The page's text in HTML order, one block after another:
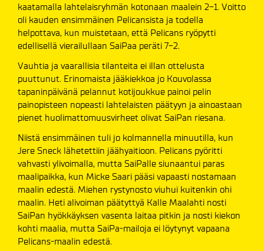
kaatamalla lahtelaisryhmän kotonaan maalein 2-1. Voitto
oli kauden ensimmäinen Pelicansista ja todella
helpottava, kun muistetaan, että Pelicans ryöpytti
edellisellä vierailullaan SaiPaa peräti 7-2.
Vauhtia ja vaarallisia tilanteita ei illan ottelusta
puuttunut. Erinomaista jääkiekkoa jo Kouvolassa
tapaninpäivänä pelannut kotijoukkue painoi pelin
painopisteen nopeasti lahtelaisten päätyyn ja ainoastaan
pienet huolimattomuusvirheet olivat SaiPan riesana.
Niistä ensimmäinen tuli jo kolmannella minuutilla, kun
Jere Sneck lähetettiin jäähyaitioon. Pelicans pyöritti
vahvasti ylivoimalla, mutta SaiPalle siunaantui paras
maalipaikka, kun Micke Saari pääsi vapaasti nostamaan
maalin edestä. Miehen rystynosto viuhui kuitenkin ohi
maalin. Heti alivoiman päätyttyä Kalle Maalahti nosti
SaiPan hyökkäyksen vasenta laitaa pitkin ja nosti kiekon
kohti maalia, mutta SaiPa-mailoja ei löytynyt vapaana
Pelicans-maalin edestä.